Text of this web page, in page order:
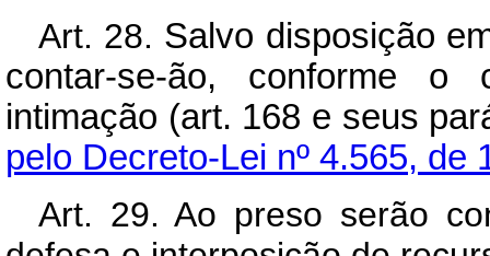
Art. 28. Salvo disposição
contar-se-ão, conforme
intimação (art. 168 e
pelo Decreto-Lei nº 4.565, de
Art. 29. Ao preso serão